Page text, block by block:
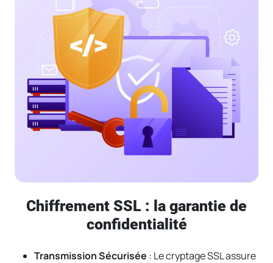
Chiffrement SSL : la garantie de
confidentialité
Transmission Sécurisée : Le cryptage SSL assure